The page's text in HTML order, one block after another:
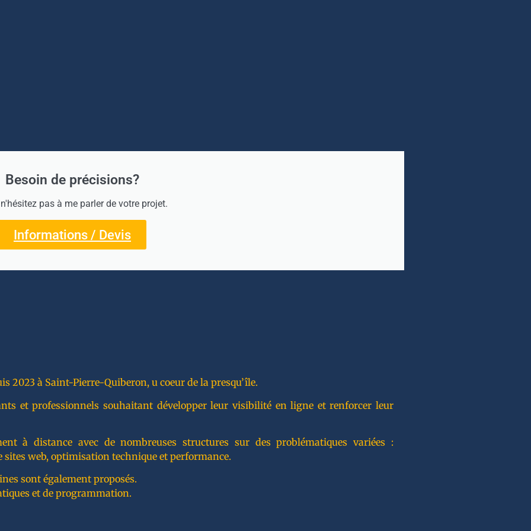
Besoin de précisions?
pas à me parler de votre projet.
Informations / Devis
2023 à Saint-Pierre-Quiberon, u coeur de la presqu’île.
et professionnels souhaitant développer leur visibilité en ligne et renforcer leur
à distance avec de nombreuses structures sur des problématiques variées :
web, optimisation technique et performance.
sont également proposés.
et de programmation.